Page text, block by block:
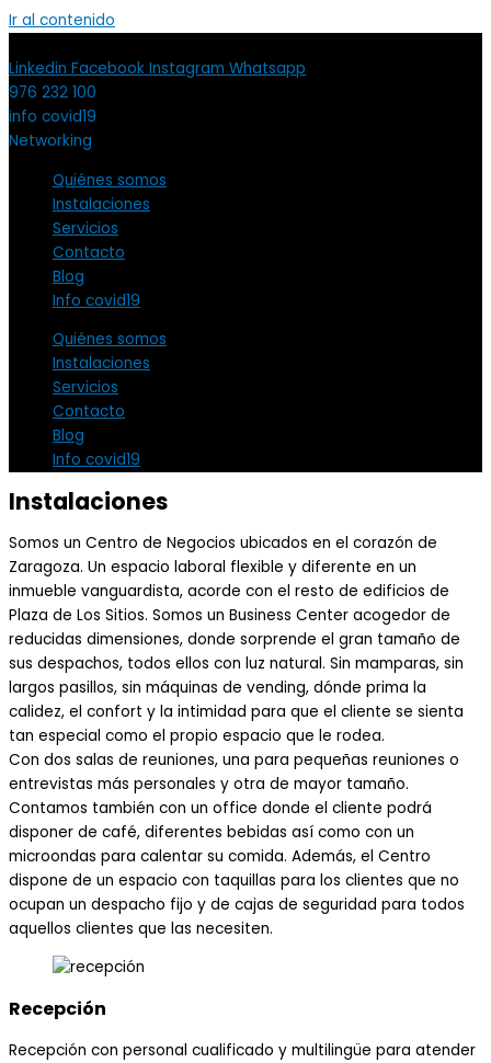
Ir al contenido
Linkedin Facebook Instagram Whatsapp
976 232 100
info covid19
Networking
Quiénes somos
Instalaciones
Servicios
Contacto
Blog
Info covid19
Quiénes somos
Instalaciones
Servicios
Contacto
Blog
Info covid19
Instalaciones
Somos un Centro de Negocios ubicados en el corazón de
Zaragoza. Un espacio laboral flexible y diferente en un
inmueble vanguardista, acorde con el resto de edificios de
Plaza de Los Sitios. Somos un Business Center acogedor de
reducidas dimensiones, donde sorprende el gran tamaño de
sus despachos, todos ellos con luz natural. Sin mamparas, sin
largos pasillos, sin máquinas de vending, dónde prima la
calidez, el confort y la intimidad para que el cliente se sienta
tan especial como el propio espacio que le rodea.
Con dos salas de reuniones, una para pequeñas reuniones o
entrevistas más personales y otra de mayor tamaño.
Contamos también con un office donde el cliente podrá
disponer de café, diferentes bebidas así como con un
microondas para calentar su comida. Además, el Centro
dispone de un espacio con taquillas para los clientes que no
ocupan un despacho fijo y de cajas de seguridad para todos
aquellos clientes que las necesiten.
Recepción
Recepción con personal cualificado y multilingüe para atender